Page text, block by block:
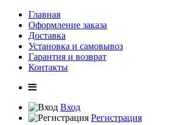
Главная
Оформление заказа
Доставка
Установка и самовывоз
Гарантия и возврат
Контакты
Вход
Регистрация